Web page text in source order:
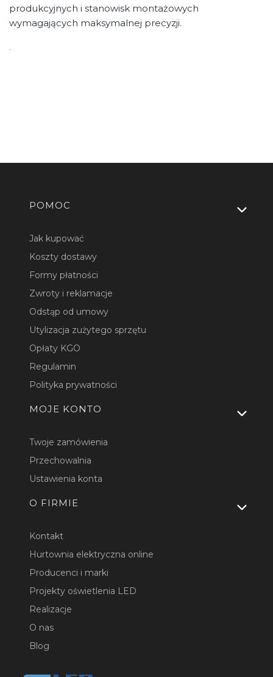
produkcyjnych i stanowisk montażowych
wymagających maksymalnej precyzji.
Linki w stopce
POMOC
Jak kupować
Koszty dostawy
Formy płatności
Zwroty i reklamacje
Odstąp od umowy
Utylizacja zużytego sprzętu
Opłaty KGO
Regulamin
Polityka prywatności
MOJE KONTO
Twoje zamówienia
Przechowalnia
Ustawienia konta
O FIRMIE
Kontakt
Hurtownia elektryczna online
Producenci i marki
Projekty oświetlenia LED
Realizacje
O nas
Blog